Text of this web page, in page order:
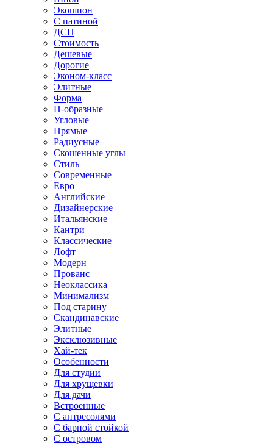
Экошпон
С патиной
ДСП
Стоимость
Дешевые
Дорогие
Эконом-класс
Элитные
Форма
П-образные
Угловые
Прямые
Радиусные
Скошенные углы
Стиль
Современные
Евро
Английские
Дизайнерские
Итальянские
Кантри
Классические
Лофт
Модерн
Прованс
Неоклассика
Минимализм
Под старину
Скандинавские
Элитные
Эксклюзивные
Хай-тек
Особенности
Для студии
Для хрущевки
Для дачи
Встроенные
С антресолями
С барной стойкой
С островом